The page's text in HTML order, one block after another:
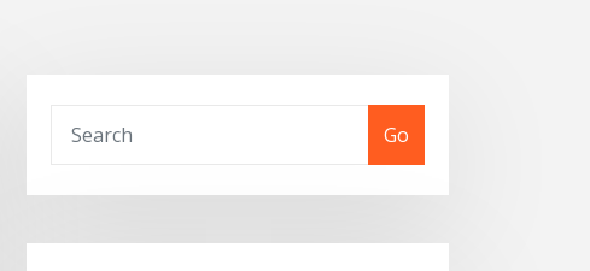
Go